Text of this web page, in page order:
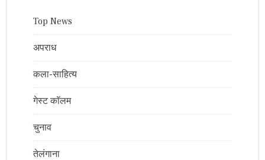
Top News
अपराध
कला-साहित्य
गेस्ट कॉलम
चुनाव
तेलंगाना